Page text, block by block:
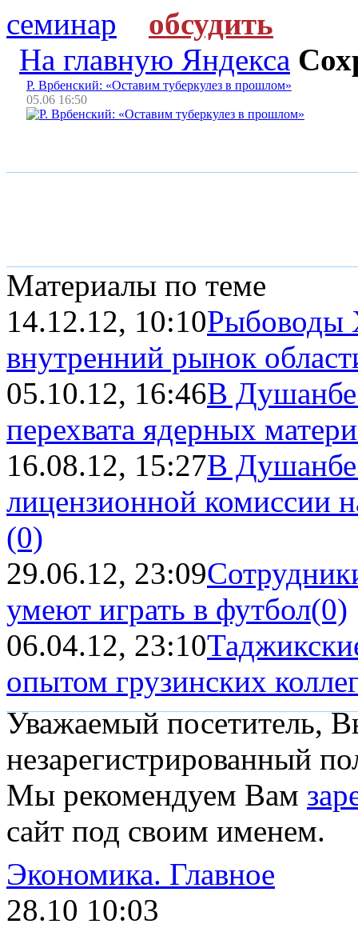
семинар
обсудить
На главную Яндекса
Р. Врбенский: «Оставим туберкулез в прошлом»
05.06 16:50
Материалы по теме
14.12.12, 10:10Рыбоводы
внутренний рынок
05.10.12, 16:46В Душанбе
перехвата ядерных
16.08.12, 15:27В Душанбе
лицензионной комиссии
(0)
29.06.12, 23:09
умеют играть в футбол(0)
06.04.12, 23:10
опытом грузинских
Уважаемый посетитель,
незарегистрированный
Мы рекомендуем Вам
сайт под своим именем.
Экономика. Главное
28.10 10:03